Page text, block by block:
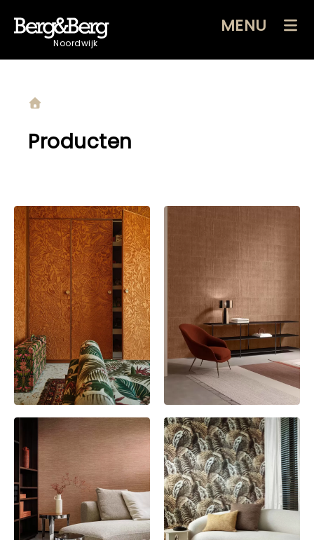
Noordwijk
MENU
Producten